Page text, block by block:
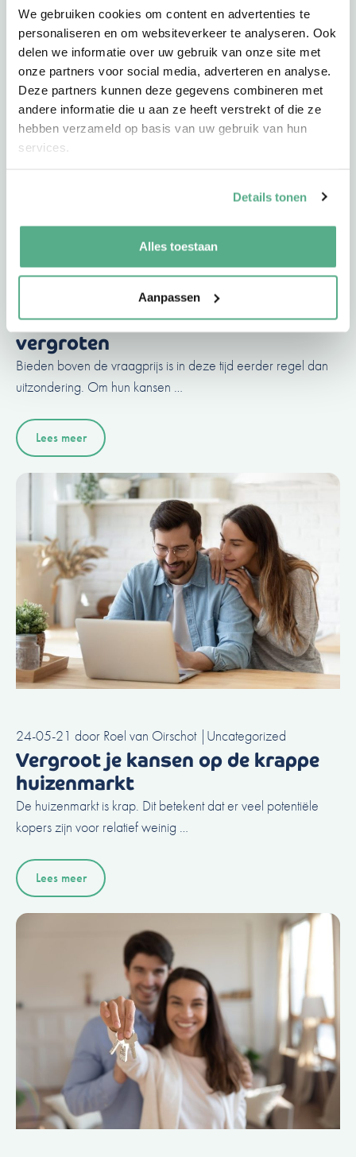
We gebruiken cookies om content en advertenties te
personaliseren en om websiteverkeer te analyseren. Ook
delen we informatie over uw gebruik van onze site met
onze partners voor social media, adverteren en analyse.
Deze partners kunnen deze gegevens combineren met
andere informatie die u aan ze heeft verstrekt of die ze
hebben verzameld op basis van uw gebruik van hun
services.
Details tonen
Alles toestaan
Aanpassen
22-07-21doorRoel van Oirschot|Uncategorized
Op een doordachte manier je
kansen op een koopwoning
vergroten
Bieden boven de vraagprijs is in deze tijd eerder regel dan
uitzondering. Om hun kansen …
Lees meer
24-05-21 door Roel van Oirschot | Uncategorized
Vergroot je kansen op de krappe
huizenmarkt
De huizenmarkt is krap. Dit betekent dat er veel potentiële
kopers zijn voor relatief weinig …
Lees meer